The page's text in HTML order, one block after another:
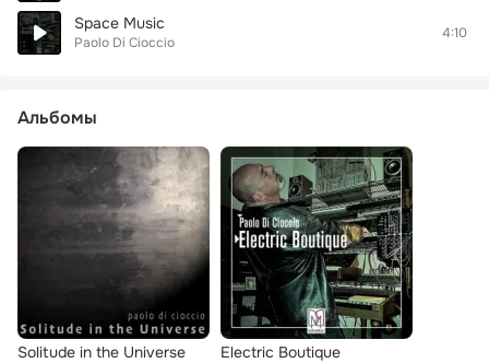
Space Music
Paolo Di Cioccio
4:10
Альбомы
Solitude in the Universe Electric Boutique